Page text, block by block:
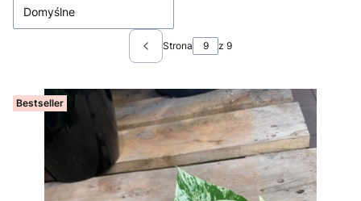
Domyślne
Poprzednie produkty
Strona z 9
Bestseller